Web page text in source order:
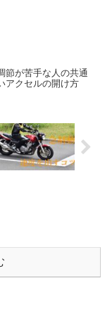
節が苦手な人の共通
アクセルの開け方